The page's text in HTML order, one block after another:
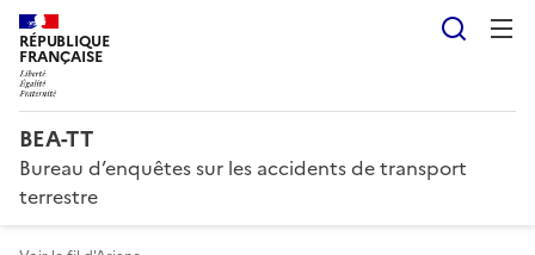
RÉPUBLIQUE
FRANÇAISE
BEA-TT
Bureau d’enquêtes sur les accidents de transport
terrestre